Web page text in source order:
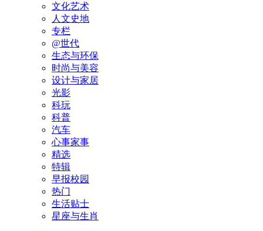
文化艺术
人文史地
专栏
@世代
生态与环保
时尚与美容
设计与家居
光影
科玩
科普
汽车
心事家事
精选
特辑
早报校园
热门
生活贴士
星座与生肖